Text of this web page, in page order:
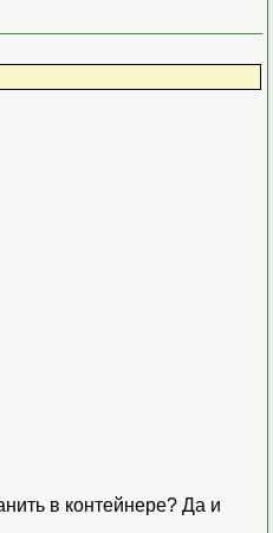
в контейнере? Да и